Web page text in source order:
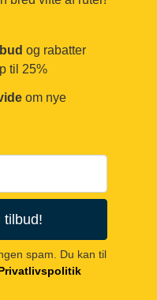
og rabatter
til 25%
om nye
tilbud!
spam. Du kan til